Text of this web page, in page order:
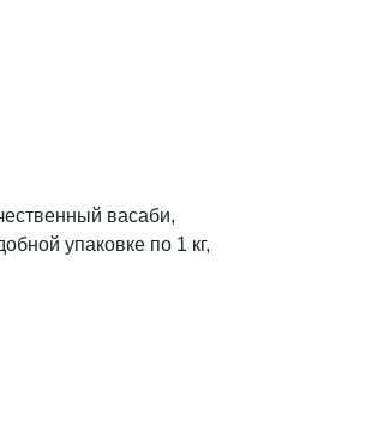
васаби,
упаковке по 1 кг,